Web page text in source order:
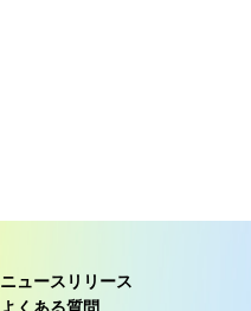
ニュースリリース
よくある質問